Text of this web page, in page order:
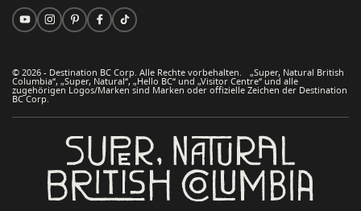
© 2026 - Destination BC Corp. Alle Rechte vorbehalten. „Super, Natural British
Columbia“, „Super, Natural“, „Hello BC“ und „Visitor Centre“ und alle
zugehörigen Logos/Marken sind Marken oder offizielle Zeichen der Destination
BC Corp.